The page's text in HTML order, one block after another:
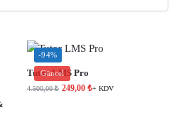
-94%
Güncel
Tutor LMS Pro
4.500,00₺ 249,00 ₺+ KDV